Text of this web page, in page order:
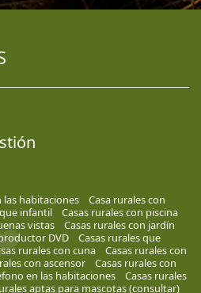
las habitaciones
Casa rurales con
infantil
Casas rurales con piscina
vistas
Casas rurales con jardín
DVD
Casas rurales que
rurales con cuna
Casas rurales con
con ascensor
Casas rurales con
en las habitaciones
Casas rurales
aptas para mascotas (consultar)